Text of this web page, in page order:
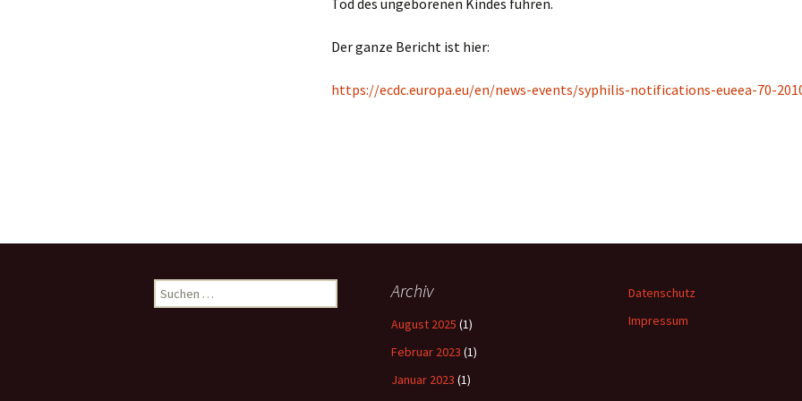
Tod des ungeborenen Kindes führen.
Der ganze Bericht ist hier:
https://ecdc.europa.eu/en/news-events/syphilis-notifications-eueea-70-
Suchen
nach:
Archiv
August 2025 (1)
Februar 2023 (1)
Januar 2023 (1)
Datenschutz
Impressum